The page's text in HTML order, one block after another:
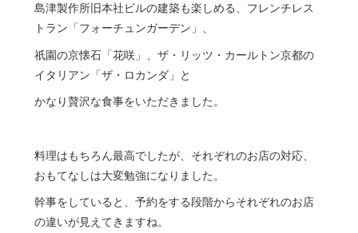
島津製作所旧本社ビルの建築も楽しめる、フレンチレス
トラン「フォーチュンガーデン」、
祇園の京懐石「花咲」、ザ・リッツ・カールトン京都の
イタリアン「ザ・ロカンダ」と
かなり贅沢な食事をいただきました。
料理はもちろん最高でしたが、それぞれのお店の対応、
おもてなしは大変勉強になりました。
幹事をしていると、予約をする段階からそれぞれのお店
の違いが見えてきますね。